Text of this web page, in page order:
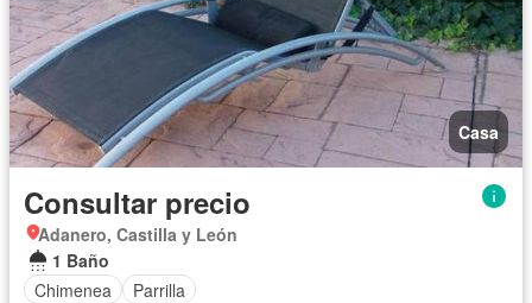
Casa
Consultar precio
Adanero, Castilla y León
1 Baño
Chimenea
Parrilla